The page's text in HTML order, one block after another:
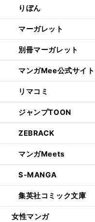
りぼん
マーガレット
別冊マーガレット
マンガMee公式サイト
リマコミ
ジャンプTOON
ZEBRACK
マンガMeets
S-MANGA
集英社コミック文庫
女性マンガ